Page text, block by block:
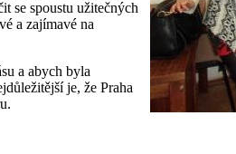
se spoustu užitečných
a zajímavé na
a abych byla
je, že Praha